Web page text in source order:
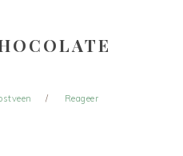
Reageer